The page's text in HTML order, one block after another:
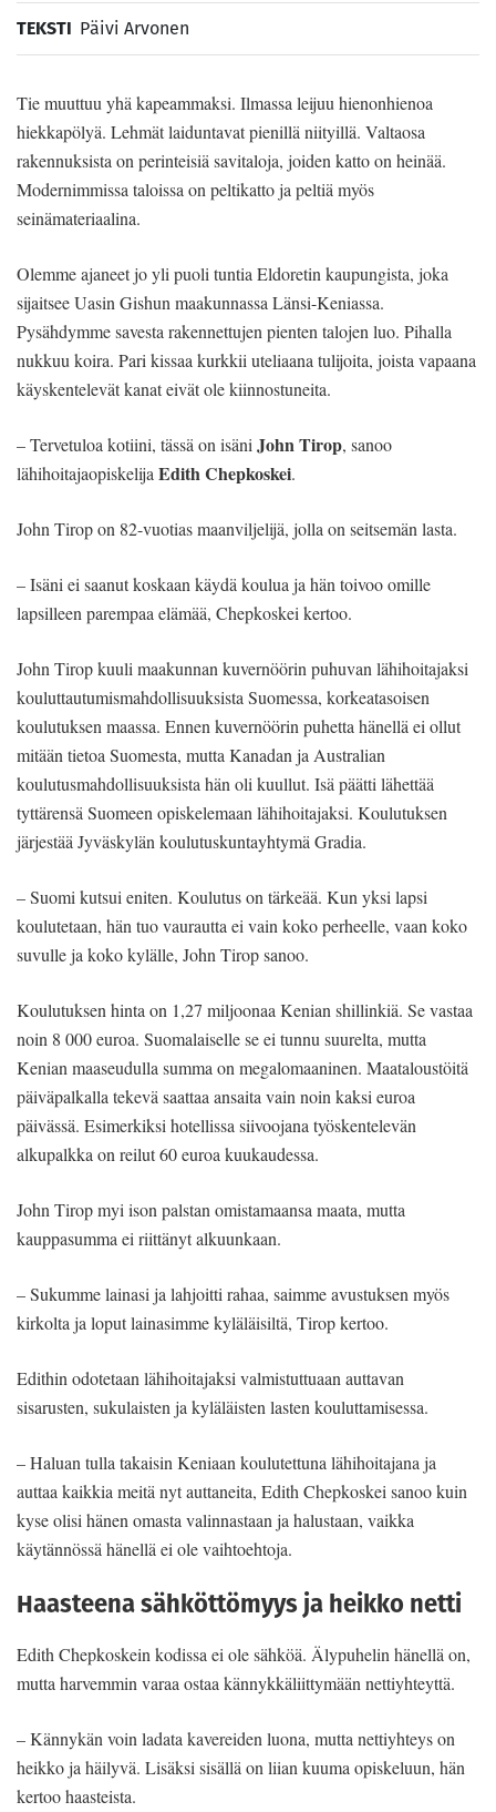
TEKSTI Päivi Arvonen
Tie muuttuu yhä kapeammaksi. Ilmassa leijuu hienonhienoa
hiekkapölyä. Lehmät laiduntavat pienillä niityillä. Valtaosa
rakennuksista on perinteisiä savitaloja, joiden katto on heinää.
Modernimmissa taloissa on peltikatto ja peltiä myös
seinämateriaalina.
Olemme ajaneet jo yli puoli tuntia Eldoretin kaupungista, joka
sijaitsee Uasin Gishun maakunnassa Länsi-Keniassa.
Pysähdymme savesta rakennettujen pienten talojen luo. Pihalla
nukkuu koira. Pari kissaa kurkkii uteliaana tulijoita, joista vapaana
käyskentelevät kanat eivät ole kiinnostuneita.
– Tervetuloa kotiini, tässä on isäni John Tirop, sanoo
lähihoitajaopiskelija Edith Chepkoskei.
John Tirop on 82-vuotias maanviljelijä, jolla on seitsemän lasta.
– Isäni ei saanut koskaan käydä koulua ja hän toivoo omille
lapsilleen parempaa elämää, Chepkoskei kertoo.
John Tirop kuuli maakunnan kuvernöörin puhuvan lähihoitajaksi
kouluttautumismahdollisuuksista Suomessa, korkeatasoisen
koulutuksen maassa. Ennen kuvernöörin puhetta hänellä ei ollut
mitään tietoa Suomesta, mutta Kanadan ja Australian
koulutusmahdollisuuksista hän oli kuullut. Isä päätti lähettää
tyttärensä Suomeen opiskelemaan lähihoitajaksi. Koulutuksen
järjestää Jyväskylän koulutuskuntayhtymä Gradia.
– Suomi kutsui eniten. Koulutus on tärkeää. Kun yksi lapsi
koulutetaan, hän tuo vaurautta ei vain koko perheelle, vaan koko
suvulle ja koko kylälle, John Tirop sanoo.
Koulutuksen hinta on 1,27 miljoonaa Kenian shillinkiä. Se vastaa
noin 8 000 euroa. Suomalaiselle se ei tunnu suurelta, mutta
Kenian maaseudulla summa on megalomaaninen. Maataloustöitä
päiväpalkalla tekevä saattaa ansaita vain noin kaksi euroa
päivässä. Esimerkiksi hotellissa siivoojana työskentelevän
alkupalkka on reilut 60 euroa kuukaudessa.
John Tirop myi ison palstan omistamaansa maata, mutta
kauppasumma ei riittänyt alkuunkaan.
– Sukumme lainasi ja lahjoitti rahaa, saimme avustuksen myös
kirkolta ja loput lainasimme kyläläisiltä, Tirop kertoo.
Edithin odotetaan lähihoitajaksi valmistuttuaan auttavan
sisarusten, sukulaisten ja kyläläisten lasten kouluttamisessa.
– Haluan tulla takaisin Keniaan koulutettuna lähihoitajana ja
auttaa kaikkia meitä nyt auttaneita, Edith Chepkoskei sanoo kuin
kyse olisi hänen omasta valinnastaan ja halustaan, vaikka
käytännössä hänellä ei ole vaihtoehtoja.
Haasteena sähköttömyys ja heikko netti
Edith Chepkoskein kodissa ei ole sähköä. Älypuhelin hänellä on,
mutta harvemmin varaa ostaa kännykkäliittymään nettiyhteyttä.
– Kännykän voin ladata kavereiden luona, mutta nettiyhteys on
heikko ja häilyvä. Lisäksi sisällä on liian kuuma opiskeluun, hän
kertoo haasteista.